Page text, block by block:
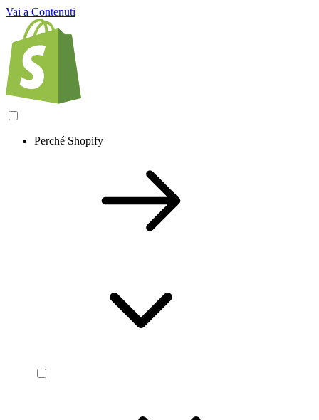
Vai a Contenuti
Perché Shopify